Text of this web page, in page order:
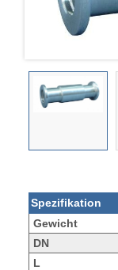
Spezifikation
Gewicht
DN
L